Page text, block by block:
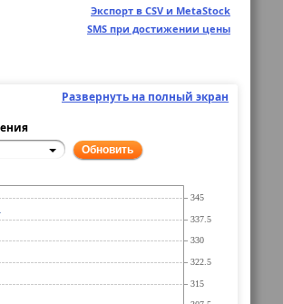
Экспорт в CSV и MetaStock
SMS при достижении цены
Развернуть на полный экран
Обновить